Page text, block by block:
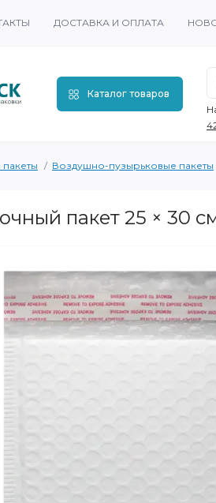
ДОСТАВКА И ОПЛАТА
Каталог товаров
Воздушно-пузырьковые пакеты
пакет 25 × 30